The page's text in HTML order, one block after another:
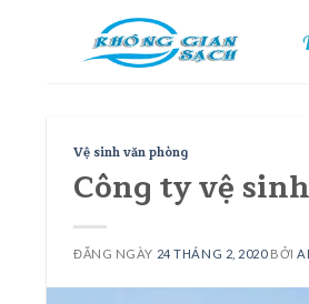
Vệ sinh văn phòng
Công ty vệ
ĐĂNG NGÀY 24 THÁNG 2, 2020BỞI